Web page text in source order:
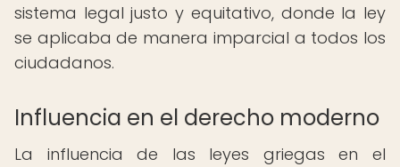
sistema legal justo y equitativo, donde la ley
se aplicaba de manera imparcial a todos los
ciudadanos.
Influencia en el derecho moderno
La influencia de las leyes griegas en el